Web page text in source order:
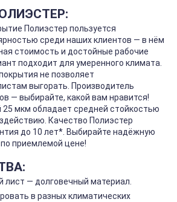
Полиэстер пользуется
среди наших клиентов — в нём
стоимость и достойные рабочие
подходит для умеренного климата.
не позволяет
выгорать. Производитель
— выбирайте, какой вам нравится!
мкм обладает средней стойкостью
Качество Полиэстер
до 10 лет*. Выбирайте надёжную
приемлемой цене!
лист — долговечный материал.
в разных климатических